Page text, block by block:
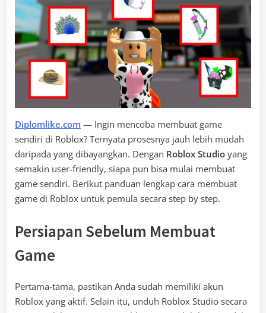
Diplomlike.com — Ingin mencoba membuat game
sendiri di Roblox? Ternyata prosesnya jauh lebih mudah
daripada yang dibayangkan. Dengan Roblox Studio yang
semakin user-friendly, siapa pun bisa mulai membuat
game sendiri. Berikut panduan lengkap cara membuat
game di Roblox untuk pemula secara step by step.
Persiapan Sebelum Membuat
Game
Pertama-tama, pastikan Anda sudah memiliki akun
Roblox yang aktif. Selain itu, unduh Roblox Studio secara